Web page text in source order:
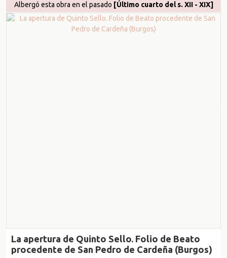
Albergó esta obra en el pasado [Último cuarto del s. XII - XIX]
La apertura de Quinto Sello. Folio de Beato
procedente de San Pedro de Cardeña (Burgos)